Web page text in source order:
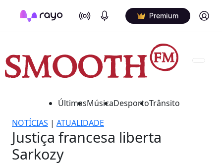
On Air Podcasts Premium Log in
ÚltimasMúsicaDesportoTrânsito
NOTÍCIAS | ATUALIDADE
Justiça francesa liberta
Sarkozy